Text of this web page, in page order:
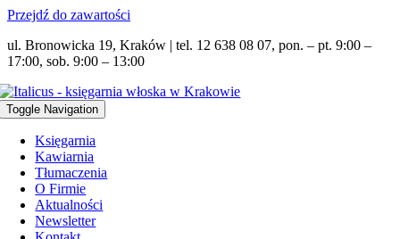
Przejdź do zawartości
ul. Bronowicka 19, Kraków | tel. 12 638 08 07, pon. – pt. 9:00 –
17:00, sob. 9:00 – 13:00
Toggle Navigation
Księgarnia
Kawiarnia
Tłumaczenia
O Firmie
Aktualności
Newsletter